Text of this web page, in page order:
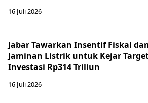
16 Juli 2026
Jabar Tawarkan Insentif Fiskal
Jaminan Listrik untuk Kejar
Investasi Rp314 Triliun
16 Juli 2026